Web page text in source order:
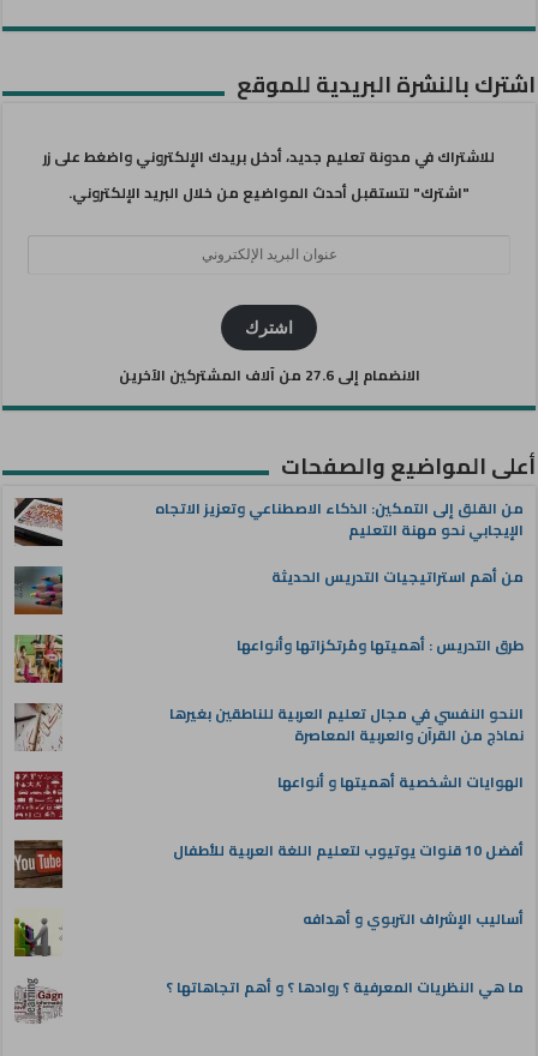
اشترك بالنشرة البريدية للموقع
للاشتراك في مدونة تعليم جديد، أدخل بريدك الإلكتروني واضغط على زر
"اشترك" لتستقبل أحدث المواضيع من خلال البريد الإلكتروني.
اشترك
الانضمام إلى 27.6 من آلاف المشتركين الآخرين
أعلى المواضيع والصفحات
من القلق إلى التمكين: الذكاء الاصطناعي وتعزيز الاتجاه
الإيجابي نحو مهنة التعليم
من أهم استراتيجيات التدريس الحديثة
طرق التدريس : أهميتها ومُرتكزاتها وأنواعها
النحو النفسي في مجال تعليم العربية للناطقين بغيرها
نماذج من القرآن والعربية المعاصرة
الهوايات الشخصية أهميتها و أنواعها
أفضل 10 قنوات يوتيوب لتعليم اللغة العربية للأطفال
أساليب الإشراف التربوي و أهدافه
ما هي النظريات المعرفية ؟ روادها ؟ و أهم اتجاهاتها ؟